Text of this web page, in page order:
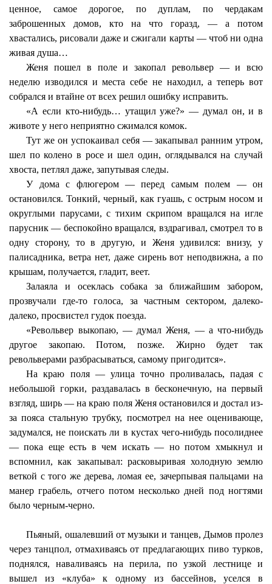
ценное, самое дорогое, по дуплам, по чердакам
заброшенных домов, кто на что горазд, — а потом
хвастались, рисовали даже и сжигали карты — чтоб ни одна
живая душа…
Женя пошел в поле и закопал револьвер — и всю
неделю изводился и места себе не находил, а теперь вот
собрался и втайне от всех решил ошибку исправить.
«А если кто-нибудь… утащил уже?» — думал он, и в
животе у него неприятно сжимался комок.
Тут же он успокаивал себя — закапывал ранним утром,
шел по колено в росе и шел один, оглядывался на случай
хвоста, петлял даже, запутывая следы.
У дома с флюгером — перед самым полем — он
остановился. Тонкий, черный, как гуашь, с острым носом и
округлыми парусами, с тихим скрипом вращался на игле
парусник — беспокойно вращался, вздрагивал, смотрел то в
одну сторону, то в другую, и Женя удивился: внизу, у
палисадника, ветра нет, даже сирень вот неподвижна, а по
крышам, получается, гладит, веет.
Залаяла и осеклась собака за ближайшим забором,
прозвучали где-то голоса, за частным сектором, далеко-
далеко, просвистел гудок поезда.
«Револьвер выкопаю, — думал Женя, — а что-нибудь
другое закопаю. Потом, позже. Жирно будет так
револьверами разбрасываться, самому пригодится».
На краю поля — улица точно проливалась, падая с
небольшой горки, раздавалась в бесконечную, на первый
взгляд, ширь — на краю поля Женя остановился и достал из-
за пояса стальную трубку, посмотрел на нее оценивающе,
задумался, не поискать ли в кустах чего-нибудь посолиднее
— пока еще есть в чем искать — но потом хмыкнул и
вспомнил, как закапывал: расковыривая холодную землю
веткой с того же дерева, ломая ее, зачерпывая пальцами на
манер грабель, отчего потом несколько дней под ногтями
было черным-черно.
Пьяный, ошалевший от музыки и танцев, Дымов пролез
через танцпол, отмахиваясь от предлагающих пиво турков,
поднялся, наваливаясь на перила, по узкой лестнице и
вышел из «клуба» к одному из бассейнов, уселся в